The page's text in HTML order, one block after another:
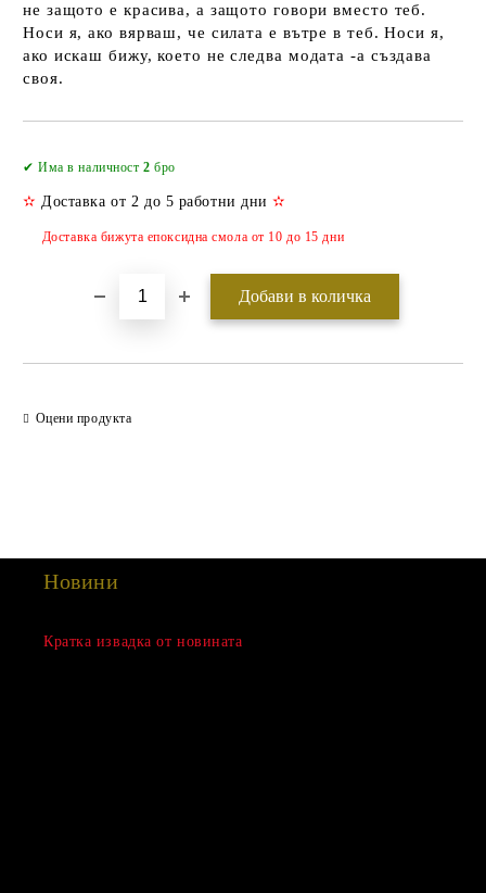
не защото е красива, а защото говори вместо теб.
Носи я, ако вярваш, че силата е вътре в теб. Носи я,
ако искаш бижу, което не следва модата -а създава
своя.
✔ Има в наличност2 бро
✫ Доставка от 2 до 5 работни дни✫
Доставка бижута епоксидна смола от 10 до 15 дни
Оцени продукта
Новини
Кратка извадка от новината